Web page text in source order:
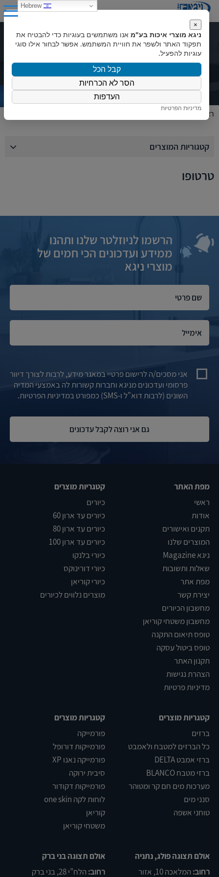
קטלוג מוצרים
ראשי
קטגוריות המוצרים
טרטופו
הרשמו לניוזלטר שלנו ותהנו
ממידע ועדכונים הכי חמים של
מוצרי ניגא
אני מסכים/ה לרישום פרטיי במאגר מידע, לרבות לצורך דיוור
פרסומי ועדכונים מניגא וחברות קשורות לה באמצעי המדיה
השונים (לרבות דוא"ל ו-SMS) כמפורט במדיניות הפרטיות.
מפת האתר
ראשי
אודות
תקנים ואישורים
המוצרים שלנו
ניגא Magazine
שאלות ותשובות
מפת אתר
יצירת קשר
מחשבון הכיורים
מחשבון משטחי קוריאן
טופס תיאום התקנה
טופס ביטול עסקה
תקנון האתר
הצהרת נגישות
מדיניות פרטיות
קטגריות מוצרים
כיורים
כיורים עד ארון 60
כיורים עד ארון 80
כיורים עד ארון 100
כיורי בלנקו
כיורי דורינוקס
כיורי קוריאן
מוצרים נלווים לכיורים
קטגריות מוצרים
ברזים
כל הברזים למטבח ולאמבט
ברזי אמבט DELTA
ברזי מטבח BLANCO
מערכות מים חם קר ומטוהר
סנני מים
טוחני אשפה
קטגריות מוצרים
פורמייקה
פורמייקות דורופל
פורמייקה נאנו XP
סיבית ירוקה
פורמייקות דקודור
לוחות לקה one skin
קוריאן
משטחי קוריאן
אולם תצוגה פולג, נתניה
רחוב:
המלאכה 10, אזור
אולם תצוגה בני ברק
רחוב: הלח”י 28, בני ברק
×
ניגא מוצרי איכות בע"מ אנו משתמשים בעוגיות כדי להבטיח את
תפקוד האתר ולשפר את חוויית המשתמש. אפשר לבחור אילו סוגי
עוגיות להפעיל.
קבל הכל
הסר לא הכרחיות
העדפות
מדיניות הפרטיות
Hebrew